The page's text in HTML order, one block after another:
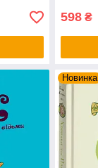
598 ₴
Новинка